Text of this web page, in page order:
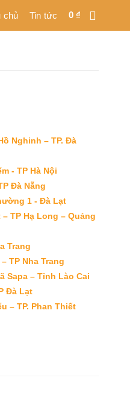
chủ Tin tức 0 ₫
Nghinh – TP. Đà
- TP Hà Nội
Đà Nẵng
1 - Đà Lạt
TP Hạ Long – Quảng
Trang
TP Nha Trang
Sapa – Tỉnh Lào Cai
Đà Lạt
– TP. Phan Thiết